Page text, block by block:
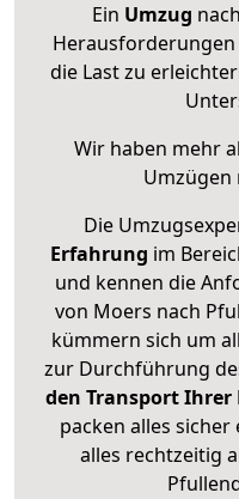
Ein Umzug
die Last zu
Wir haben mehr
Umzügen
Die
Erfahrung im
und kennen die
von Moers nach
kümmern sich um
zur Durchführung
den Transport
packen alles
alles rechtzeitig